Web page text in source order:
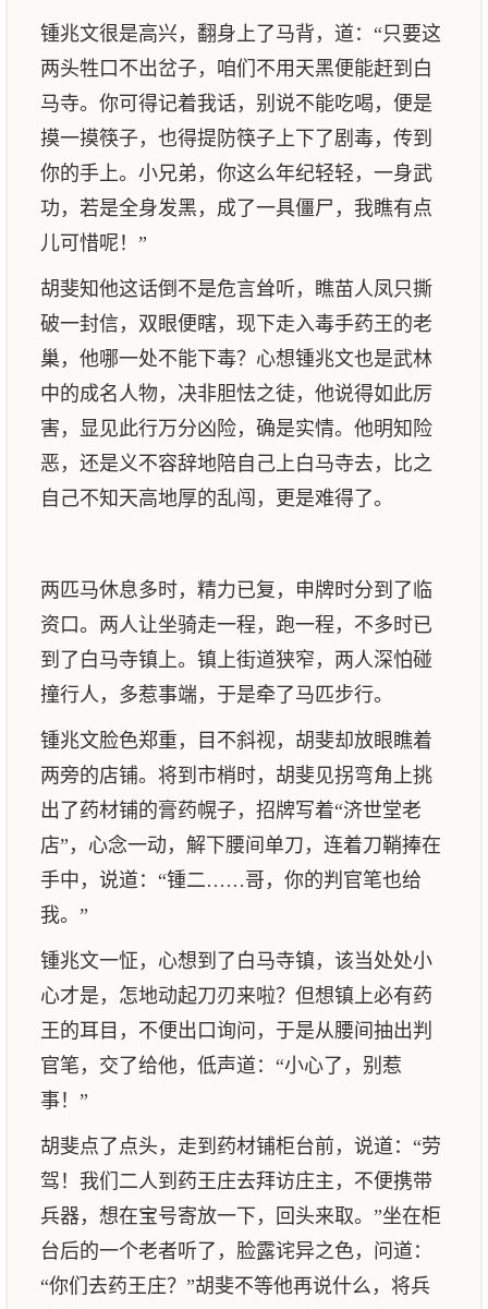
锺兆文很是高兴，翻身上了马背，道：“只要这
两头牲口不出岔子，咱们不用天黑便能赶到白
马寺。你可得记着我话，别说不能吃喝，便是
摸一摸筷子，也得提防筷子上下了剧毒，传到
你的手上。小兄弟，你这么年纪轻轻，一身武
功，若是全身发黑，成了一具僵尸，我瞧有点
儿可惜呢！”
胡斐知他这话倒不是危言耸听，瞧苗人凤只撕
破一封信，双眼便瞎，现下走入毒手药王的老
巢，他哪一处不能下毒？心想锺兆文也是武林
中的成名人物，决非胆怯之徒，他说得如此厉
害，显见此行万分凶险，确是实情。他明知险
恶，还是义不容辞地陪自己上白马寺去，比之
自己不知天高地厚的乱闯，更是难得了。
两匹马休息多时，精力已复，申牌时分到了临
资口。两人让坐骑走一程，跑一程，不多时已
到了白马寺镇上。镇上街道狭窄，两人深怕碰
撞行人，多惹事端，于是牵了马匹步行。
锺兆文脸色郑重，目不斜视，胡斐却放眼瞧着
两旁的店铺。将到市梢时，胡斐见拐弯角上挑
出了药材铺的膏药幌子，招牌写着“济世堂老
店”，心念一动，解下腰间单刀，连着刀鞘捧在
手中，说道：“锺二……哥，你的判官笔也给
我。”
锺兆文一怔，心想到了白马寺镇，该当处处小
心才是，怎地动起刀刃来啦？但想镇上必有药
王的耳目，不便出口询问，于是从腰间抽出判
官笔，交了给他，低声道：“小心了，别惹
事！”
胡斐点了点头，走到药材铺柜台前，说道：“劳
驾！我们二人到药王庄去拜访庄主，不便携带
兵器，想在宝号寄放一下，回头来取。”坐在柜
台后的一个老者听了，脸露诧异之色，问道：
“你们去药王庄？”胡斐不等他再说什么，将兵